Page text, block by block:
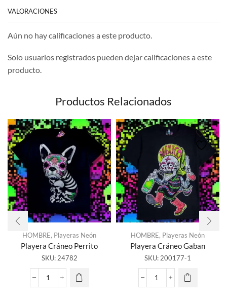
VALORACIONES
Aún no hay calificaciones a este producto.
Solo usuarios registrados pueden dejar calificaciones a este
producto.
Productos Relacionados
HOMBRE, Playeras Neón
Playera Cráneo Perrito
SKU: 24782
Playera
HOMBRE, Playeras Neón
Playera Cráneo Gaban
SKU: 200177-1
Playera